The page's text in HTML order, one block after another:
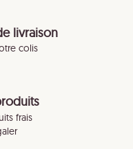
livraison
colis
frais